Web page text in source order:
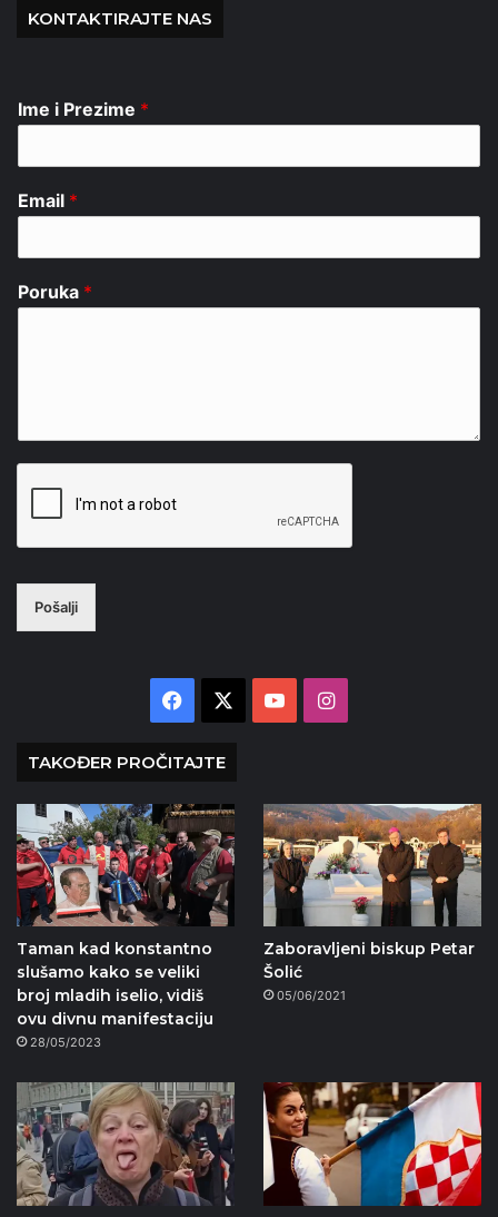
KONTAKTIRAJTE NAS
Ime i Prezime *
Email *
Poruka *
Pošalji
Facebook YouTubeInstagram
TAKOĐER PROČITAJTE
Taman kad konstantno
slušamo kako se veliki
broj mladih iselio, vidiš
ovu divnu manifestaciju
28/05/2023
Zaboravljeni biskup Petar
Šolić
05/06/2021